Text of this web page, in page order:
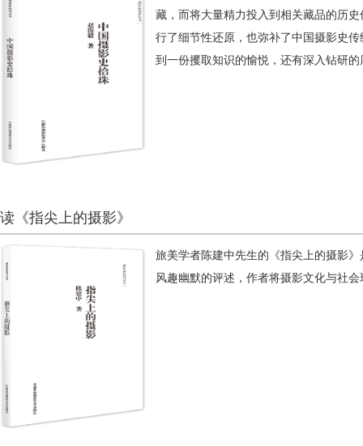
藏，而将大量精力投入到相关藏品的历
行了细节性还原，也弥补了中国摄影史
到一份攫取知识的愉悦，还有深入钻研
读《指尖上的摄影》
旅美学者陈建中先生的《指尖上的摄影
风趣幽默的评述，作者将摄影文化与社